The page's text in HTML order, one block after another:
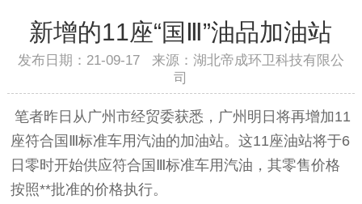
新增的11座“国Ⅲ”油品加油站
发布日期：21-09-17 来源：湖北帝成环卫科技有限公
司
笔者昨日从广州市经贸委获悉，广州明日将再增加11
座符合国Ⅲ标准车用汽油的加油站。这11座油站将于6
日零时开始供应符合国Ⅲ标准车用汽油，其零售价格
按照**批准的价格执行。